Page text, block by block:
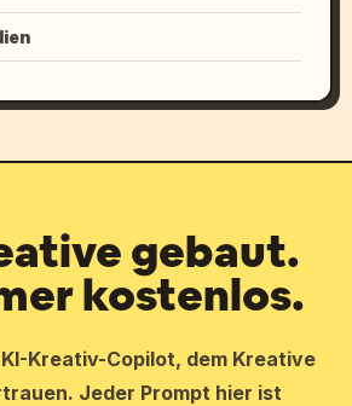
gebaut.
kostenlos.
Kreativ-Copilot, dem Kreative
Jeder Prompt hier ist